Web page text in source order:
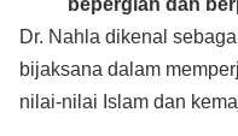
bepergian dan
Dr. Nahla dikenal
bijaksana dalam
nilai-nilai Islam dan